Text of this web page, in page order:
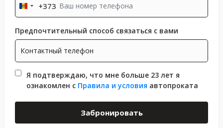
Moldova
+373
+373
Предпочтительный способ связаться с вами
Я подтверждаю, что мне больше 23 лет я
ознакомлен с Правила и условия автопроката
Забронировать